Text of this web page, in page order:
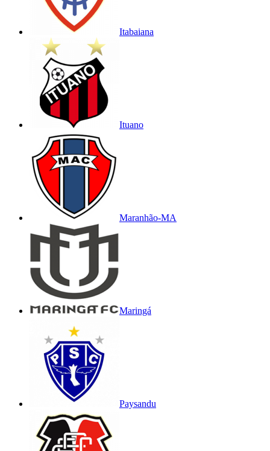
Itabaiana
Ituano
Maranhão-MA
Maringá
Paysandu